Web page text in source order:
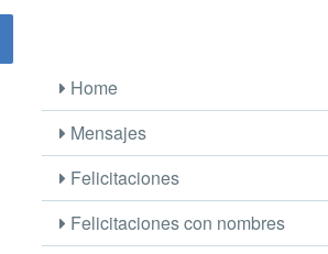
Home
Mensajes
Felicitaciones
Felicitaciones con nombres